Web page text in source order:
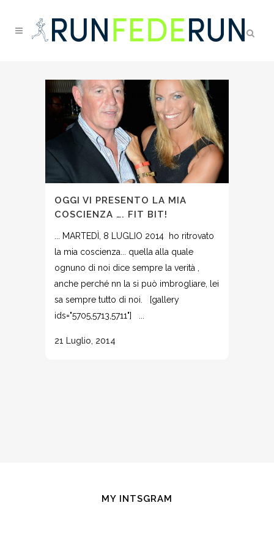
OGGI VI PRESENTO LA MIA
COSCIENZA …. FIT BIT!
... MARTEDÌ, 8 LUGLIO 2014 ho ritrovato
la mia coscienza... quella alla quale
ognuno di noi dice sempre la verità ,
anche perché nn la si può imbrogliare, lei
sa sempre tutto di noi. [gallery
ids="5705,5713,5711"] ...
21 Luglio, 2014
MY INTSGRAM